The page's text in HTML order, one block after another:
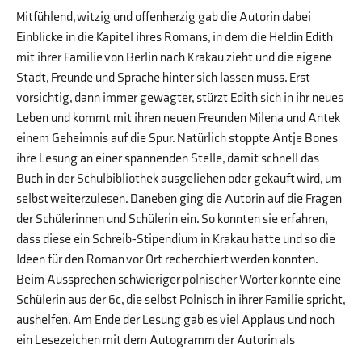
Mitfühlend, witzig und offenherzig gab die Autorin dabei
Einblicke in die Kapitel ihres Romans, in dem die Heldin Edith
mit ihrer Familie von Berlin nach Krakau zieht und die eigene
Stadt, Freunde und Sprache hinter sich lassen muss. Erst
vorsichtig, dann immer gewagter, stürzt Edith sich in ihr neues
Leben und kommt mit ihren neuen Freunden Milena und Antek
einem Geheimnis auf die Spur. Natürlich stoppte Antje Bones
ihre Lesung an einer spannenden Stelle, damit schnell das
Buch in der Schulbibliothek ausgeliehen oder gekauft wird, um
selbst weiterzulesen. Daneben ging die Autorin auf die Fragen
der Schülerinnen und Schülerin ein. So konnten sie erfahren,
dass diese ein Schreib-Stipendium in Krakau hatte und so die
Ideen für den Roman vor Ort recherchiert werden konnten.
Beim Aussprechen schwieriger polnischer Wörter konnte eine
Schülerin aus der 6c, die selbst Polnisch in ihrer Familie spricht,
aushelfen. Am Ende der Lesung gab es viel Applaus und noch
ein Lesezeichen mit dem Autogramm der Autorin als